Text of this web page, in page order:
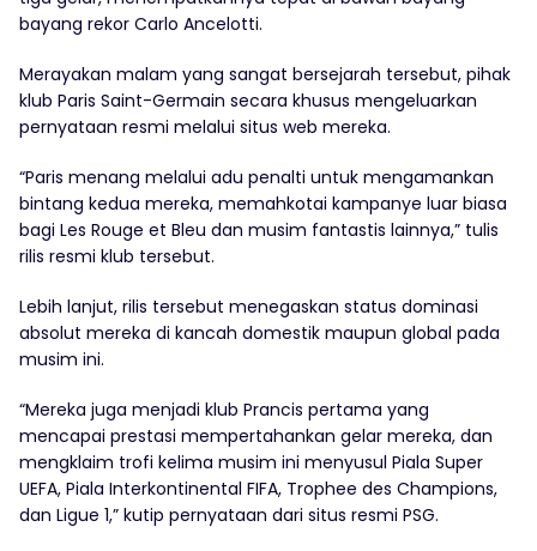
bayang rekor Carlo Ancelotti.
Merayakan malam yang sangat bersejarah tersebut, pihak
klub Paris Saint-Germain secara khusus mengeluarkan
pernyataan resmi melalui situs web mereka.
“Paris menang melalui adu penalti untuk mengamankan
bintang kedua mereka, memahkotai kampanye luar biasa
bagi Les Rouge et Bleu dan musim fantastis lainnya,” tulis
rilis resmi klub tersebut.
Lebih lanjut, rilis tersebut menegaskan status dominasi
absolut mereka di kancah domestik maupun global pada
musim ini.
“Mereka juga menjadi klub Prancis pertama yang
mencapai prestasi mempertahankan gelar mereka, dan
mengklaim trofi kelima musim ini menyusul Piala Super
UEFA, Piala Interkontinental FIFA, Trophee des Champions,
dan Ligue 1,” kutip pernyataan dari situs resmi PSG.